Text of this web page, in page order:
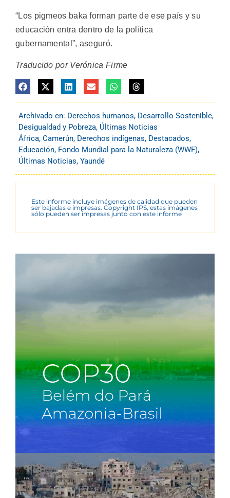
“Los pigmeos baka forman parte de ese país y su
educación entra dentro de la política
gubernamental”, aseguró.
Traducido por Verónica Firme
Archivado en: Derechos humanos, Desarrollo Sostenible,
Desigualdad y Pobreza, Últimas Noticias
África, Camerún, Derechos indígenas, Destacados,
Educación, Fondo Mundial para la Naturaleza (WWF),
Últimas Noticias, Yaundé
Este informe incluye imágenes de calidad que pueden
ser bajadas e impresas. Copyright IPS, estas imágenes
sólo pueden ser impresas junto con este informe